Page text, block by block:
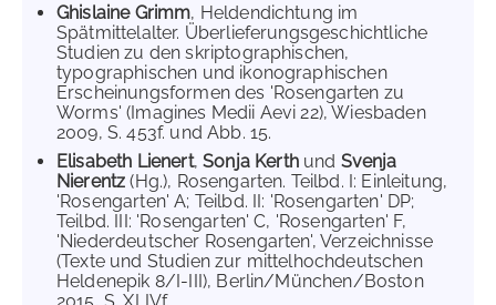
Ghislaine Grimm, Heldendichtung im
Spätmittelalter. Überlieferungsgeschichtliche
Studien zu den skriptographischen,
typographischen und ikonographischen
Erscheinungsformen des 'Rosengarten zu
Worms' (Imagines Medii Aevi 22), Wiesbaden
2009, S. 453f. und Abb. 15.
Elisabeth Lienert,Sonja Kerthund Svenja
Nierentz(Hg.), Rosengarten. Teilbd. I: Einleitung,
'Rosengarten' A; Teilbd. II: 'Rosengarten' DP;
Teilbd. III: 'Rosengarten' C, 'Rosengarten' F,
'Niederdeutscher Rosengarten', Verzeichnisse
(Texte und Studien zur mittelhochdeutschen
Heldenepik 8/I-III), Berlin/München/Boston